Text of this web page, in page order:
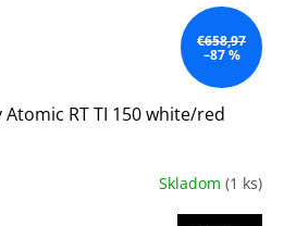
€658,97
–87 %
RT TI 150 white/red
Skladom (1 ks)